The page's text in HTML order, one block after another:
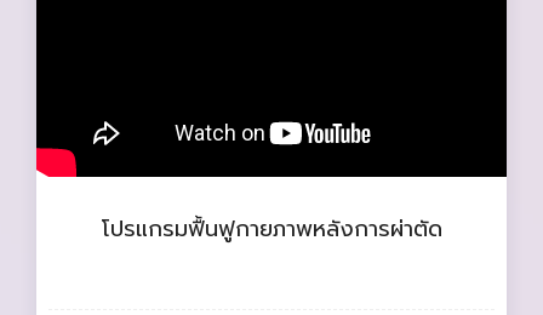
โปรแกรมฟื้นฟูกายภาพหลังการผ่าตัด